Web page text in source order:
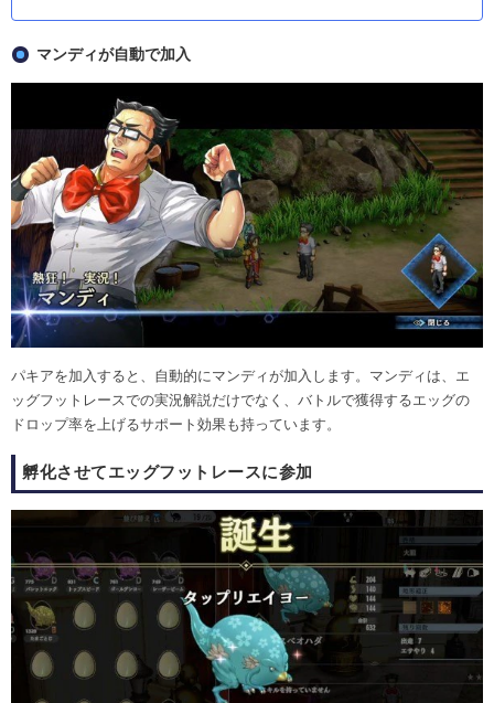
マンディが自動で加入
パキアを加入すると、自動的にマンディが加入します。マンディは、エ
ッグフットレースでの実況解説だけでなく、バトルで獲得するエッグの
ドロップ率を上げるサポート効果も持っています。
孵化させてエッグフットレースに参加